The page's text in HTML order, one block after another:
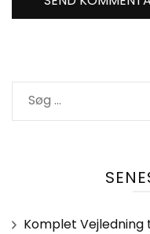
Søg
efter:
Komplet Vejledning